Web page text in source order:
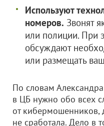
Используют
номеров. Звонят
или полиции. При
обсуждают
или размещать
По словам
в ЦБ нужно обо всех
от кибермошенников,
не сработала. Дело в